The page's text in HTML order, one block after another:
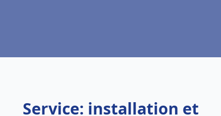
Service: installation et